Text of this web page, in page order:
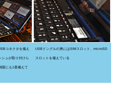
コネクタを備え
シュが取り付けら
面にも1基備えて
USBドングルの奥にはSIMスロット、microSD
スロットを備えている